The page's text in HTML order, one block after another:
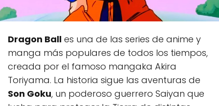
Dragon Ball es una de las series de anime y
manga más populares de todos los tiempos,
creada por el famoso mangaka Akira
Toriyama. La historia sigue las aventuras de
Son Goku, un poderoso guerrero Saiyan que